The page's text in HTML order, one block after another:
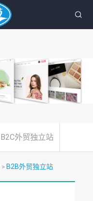
B2C外贸独立站
> B2B外贸独立站